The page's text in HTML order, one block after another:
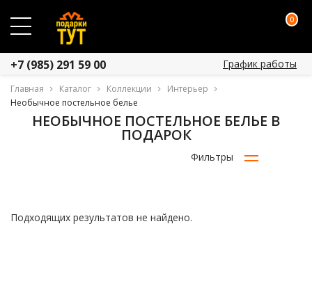
0
+7 (985) 291 59 00 График работы
Главная Каталог Коллекции
Интерьер
Необычное постельное белье
НЕОБЫЧНОЕ ПОСТЕЛЬНОЕ БЕЛЬЕ В
ПОДАРОК
Фильтры
Подходящих результатов не найдено.